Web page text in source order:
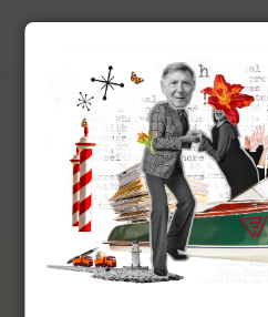
Kristof
Master en